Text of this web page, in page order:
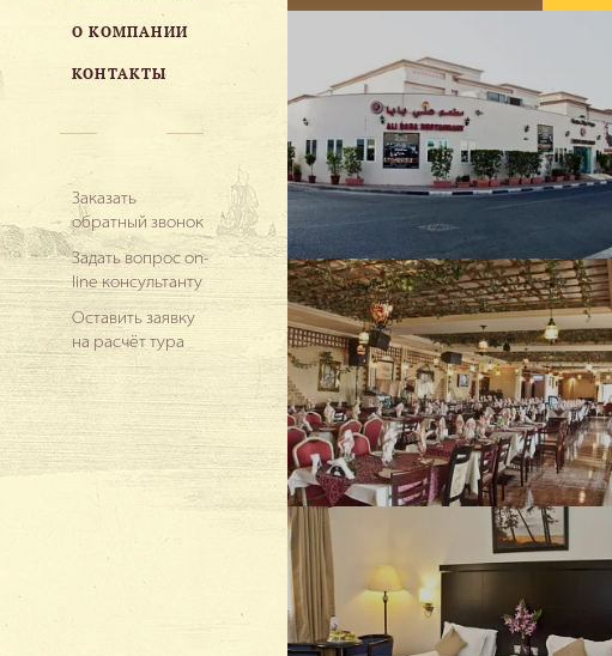
О КОМПАНИИ
КОНТАКТЫ
Заказать
обратный звонок
Задать вопрос on-
line консультанту
Оставить заявку
на расчёт тура